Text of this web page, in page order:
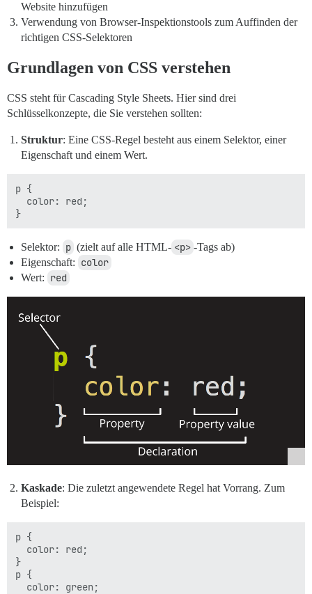
Website hinzufügen
Verwendung von Browser-Inspektionstools zum Auffinden der
richtigen CSS-Selektoren
Grundlagen von CSS verstehen
CSS steht für Cascading Style Sheets. Hier sind drei
Schlüsselkonzepte, die Sie verstehen sollten:
Struktur: Eine CSS-Regel besteht aus einem Selektor, einer
Eigenschaft und einem Wert.
p {
  color: red;
Selektor: p (zielt auf alle HTML- <p> -Tags ab)
Eigenschaft: color
Wert: red
Kaskade: Die zuletzt angewendete Regel hat Vorrang. Zum
Beispiel:
p {
  color: red;
}
p {
  color: green;